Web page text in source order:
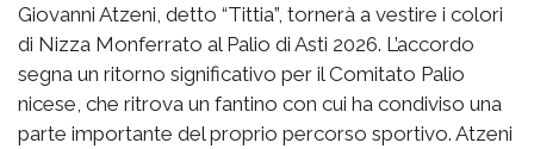
Giovanni Atzeni, detto “Tittia”, tornerà a vestire i colori
di Nizza Monferrato al Palio di Asti 2026. L’accordo
segna un ritorno significativo per il Comitato Palio
nicese, che ritrova un fantino con cui ha condiviso una
parte importante del proprio percorso sportivo. Atzeni